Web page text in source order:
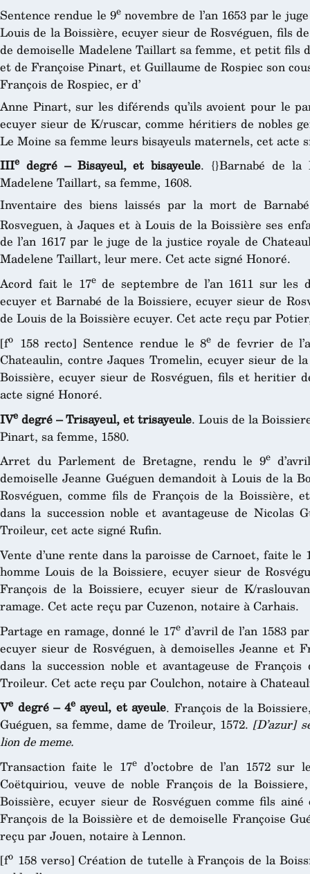
Sentence rendue le 9enovembre de l’an 1653 par le
Louis de la Boissière, ecuyer sieur de Rosvéguen, fils
de demoiselle Madelene Taillart sa femme, et petit fils
et de Françoise Pinart, et Guillaume de Rospiec son
François de Rospiec, er d’
Anne Pinart, sur les diférends qu’ils avoient pour le
ecuyer sieur de K/ruscar, comme héritiers de nobles
Le Moine sa femme leurs bisayeuls maternels, cet acte
IIIe degré – Bisayeul, et bisayeule. {}Barnabé de la
Madelene Taillart, sa femme, 1608.
Inventaire des biens laissés par la mort de
Rosveguen, à Jaques et à Louis de la Boissière ses
de l’an 1617 par le juge de la justice royale de
Madelene Taillart, leur mere. Cet acte signé Honoré.
Acord fait le 17ede septembre de l’an 1611 sur les
ecuyer et Barnabé de la Boissiere, ecuyer sieur de
de Louis de la Boissière ecuyer. Cet acte reçu par
[fo 158 recto] Sentence rendue le 8e de fevrier de
Chateaulin, contre Jaques Tromelin, ecuyer sieur de
Boissière, ecuyer sieur de Rosvéguen, fils et heritier
acte signé Honoré.
IVe degré – Trisayeul, et trisayeule. Louis de la
Pinart, sa femme, 1580.
Arret du Parlement de Bretagne, rendu le 9e
demoiselle Jeanne Guéguen demandoit à Louis de la
Rosvéguen, comme fils de François de la Boissière,
dans la succession noble et avantageuse de Nicolas
Troileur, cet acte signé Rufin.
Vente d’une rente dans la paroisse de Carnoet, faite le
homme Louis de la Boissiere, ecuyer sieur de
François de la Boissiere, ecuyer sieur de K/
ramage. Cet acte reçu par Cuzenon, notaire à Carhais.
Partage en ramage, donné le 17ed’avril de l’an 1583
ecuyer sieur de Rosvéguen, à demoiselles Jeanne et
dans la succession noble et avantageuse de
Troileur. Cet acte reçu par Coulchon, notaire à
Ve degré – 4eayeul, et ayeule. François de la
Guéguen, sa femme, dame de Troileur, 1572. [D’azur]
lion de meme.
Transaction faite le 17ed’octobre de l’an 1572 sur
Coëtquiriou, veuve de noble François de la
Boissière, ecuyer sieur de Rosvéguen comme fils
François de la Boissière et de demoiselle Françoise
reçu par Jouen, notaire à Lennon.
[fo 158 verso] Création de tutelle à François de la